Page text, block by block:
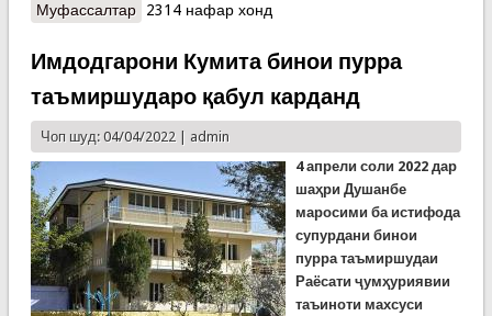
Муфассалтаро Дар асоси мактуби Вазорати маориф ва илми
байналмиллалӣ”
2314 нафар хонд
Имдодгарони Кумита бинои пурра
таъмиршударо қабул карданд
Чоп шуд: 04/04/2022 | admin
4 апрели соли 2022 дар
шаҳри Душанбе
маросими ба истифода
супурдани бинои
пурра таъмиршудаи
Раёсати ҷумҳуриявии
таъиноти махсуси